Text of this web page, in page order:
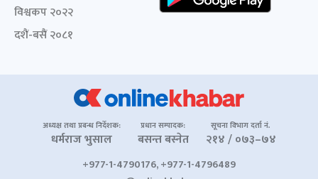
विश्वकप २०२२
दशैं-बसैं २०८१
अध्यक्ष तथा प्रबन्ध निर्देशक:
धर्मराज भुसाल
प्रधान सम्पादक:
बसन्त बस्नेत
सूचना विभाग दर्ता नं.
२१४ / ०७३–७४
+977-1-4790176, +977-1-4796489